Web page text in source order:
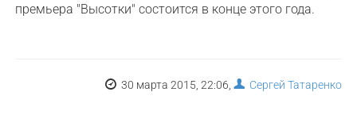
премьера "Высотки" состоится в конце этого года.
30 марта 2015, 22:06, Сергей Татаренко